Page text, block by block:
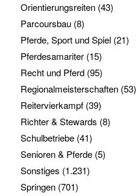
Orientierungsreiten(43)
Parcoursbau(8)
Pferde, Sport und Spiel(21)
Pferdesamariter(15)
Recht und Pferd(95)
Regionalmeisterschaften(53)
Reitervierkampf(39)
Richter & Stewards (8)
Schulbetriebe(41)
Senioren & Pferde(5)
Sonstiges (1.231)
Springen(701)